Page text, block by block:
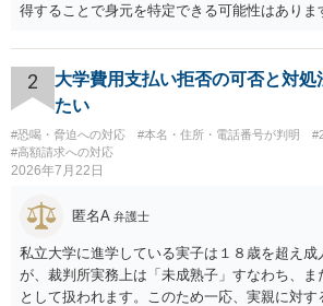
得することで身元を特定できる可能性はあり
ろです。 LINEについても、詐欺の事案であれ
りますが、携帯電話の番号を経由する方法よ
を特定した後は、返金の理屈があるかどうかを
本的に贈与に該当する場合には返金請求ができ
当方に返金の理屈があるかどうかを確認してい
た金額について、裏付けがあるかどうかも精査
からスタートすることになるでしょう。 ご理
ことの立証は簡単ではありません。 刑事事件
返金交渉で有利になる可能性がありますが、民
に難しいところがあります。 こちらについては
署に被害相談をするようにしてください。 具
2
大学費用支払い拒否の可否と対処
たい
#恐喝・脅迫への対応 #本名・住所・電話番号が判明
#高額請求への対応
2026年7月22日
匿名A 弁護士
私立大学に進学している実子は１８歳を超え成
が、裁判所実務上は「未成熟子」すなわち、ま
として扱われます。このため一応、実親に対